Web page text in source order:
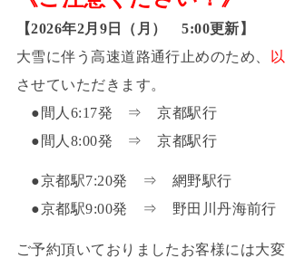
【2026年2月9日（月） 5:00更新】
大雪に伴う高速道路通行止めのため、
させていただきます。
●間人6:17発 ⇒ 京都駅行
●間人8:00発 ⇒ 京都駅行
●京都駅7:20発 ⇒ 網野駅行
●京都駅9:00発 ⇒ 野田川丹海前行
ご予約頂いておりましたお客様には大